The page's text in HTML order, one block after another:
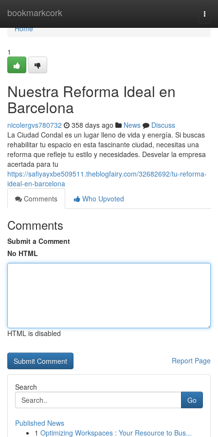
bookmarkcork
Home
Home
1
Nuestra Reforma Ideal en
Barcelona
nicolergvs780732 358 days ago News
Discuss
La Ciudad Condal es un lugar lleno de vida y energía. Si buscas
rehabilitar tu espacio en esta fascinante ciudad, necesitas una
reforma que refleje tu estilo y necesidades. Desvelar la empresa
acertada para tu
https://safiyayxbe509511.theblogfairy.com/32682692/tu-reforma-
ideal-en-barcelona
Comments
Who Upvoted
Comments
Submit a Comment
No HTML
HTML is disabled
Report Page
Search
Go
Published News
1 Optimizing Workspaces : Your Resource to Bus...